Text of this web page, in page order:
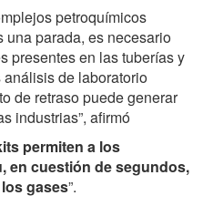
petroquímicos
una parada, es necesario
presentes en las tuberías y
de laboratorio
de retraso puede generar
industrias”, afirmó
permiten a los
en cuestión de segundos,
gases”.